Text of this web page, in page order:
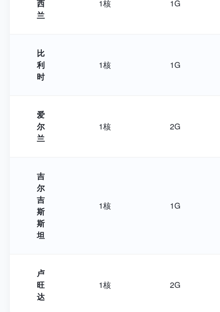
西
兰
1核 1G
比
利
时
1核 1G
爱
尔
兰
1核 2G
吉
尔
吉
斯
斯
坦
1核 1G
卢
旺
达
1核 2G